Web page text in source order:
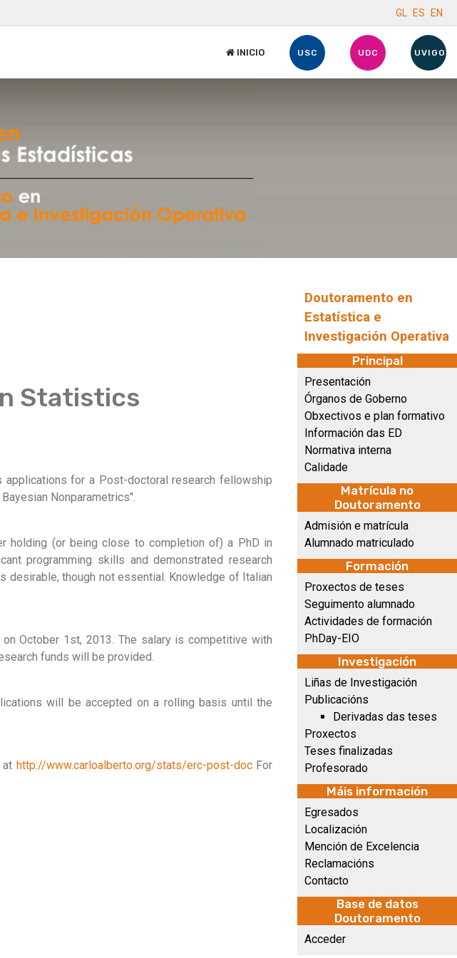
GL ES EN
INICIO USC UDC UVIGO
Statistics
applications for a Post-doctoral research fellowship
Nonparametrics".
holding (or being close to completion of) a PhD in
programming skills and demonstrated research
desirable, though not essential. Knowledge of Italian
October 1st, 2013. The salary is competitive with
funds will be provided.
will be accepted on a rolling basis until the
at http://www.carloalberto.org/stats/erc-post-docFor
Doutoramento en
Estatística e
Investigación Operativa
Principal
Presentación
Órganos de Goberno
Obxectivos e plan formativo
Información das ED
Normativa interna
Calidade
Matrícula no
Doutoramento
Admisión e matrícula
Alumnado matriculado
Formación
Proxectos de teses
Seguimento alumnado
Actividades de formación
PhDay-EIO
Investigación
Liñas de Investigación
Publicacións
Derivadas das teses
Proxectos
Teses finalizadas
Profesorado
Máis información
Egresados
Localización
Mención de Excelencia
Reclamacións
Contacto
Base de datos
Doutoramento
Acceder